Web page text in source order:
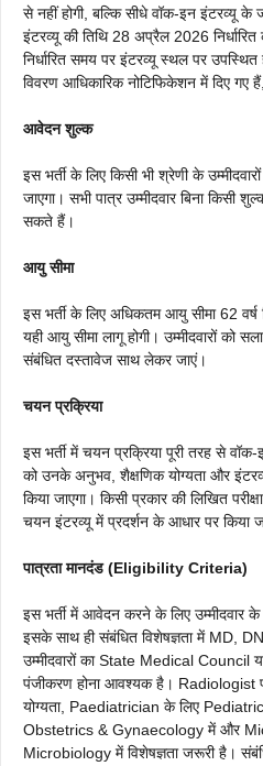
से नहीं होगी, बल्कि सीधे वॉक-इन इंटरव्यू के
इंटरव्यू की तिथि 28 अप्रैल 2026 निर्धारित
निर्धारित समय पर इंटरव्यू स्थल पर उपस्थित
विवरण आधिकारिक नोटिफिकेशन में दिए गए
आवेदन शुल्क
इस भर्ती के लिए किसी भी श्रेणी के
जाएगा। सभी पात्र उम्मीदवार बिना किसी
सकते हैं।
आयु सीमा
इस भर्ती के लिए अधिकतम आयु सीमा 62 वर्ष
यही आयु सीमा लागू होगी। उम्मीदवारों को
संबंधित दस्तावेज साथ लेकर जाएं।
चयन प्रक्रिया
इस भर्ती में चयन प्रक्रिया पूरी तरह से वॉक-
को उनके अनुभव, शैक्षणिक योग्यता और
किया जाएगा। किसी प्रकार की लिखित
चयन इंटरव्यू में प्रदर्शन के आधार पर किया
पात्रता मानदंड (Eligibility Criteria)
इस भर्ती में आवेदन करने के लिए उम्मीदवार के
इसके साथ ही संबंधित विशेषज्ञता में MD,
उम्मीदवारों का State Medical
पंजीकरण होना आवश्यक है।
योग्यता, Paediatrician के लिए
Obstetrics & Gynaecology में और
Microbiology में विशेषज्ञता जरूरी है।